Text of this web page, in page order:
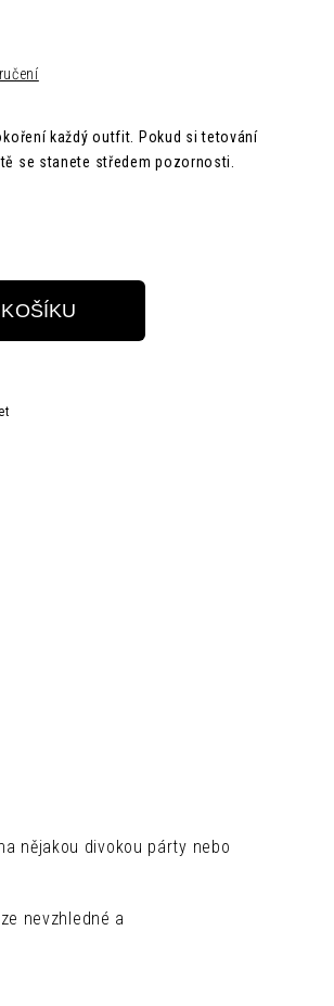
každý outfit. Pokud si tetování
se stanete středem pozornosti.
nějakou divokou párty nebo
nevzhledné a